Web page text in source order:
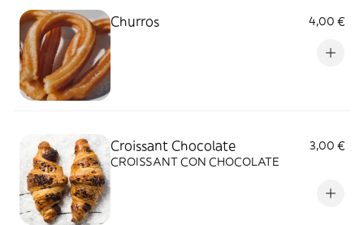
Churros 4,00 €
Croissant Chocolate
3,00 €
CROISSANT CON CHOCOLATE